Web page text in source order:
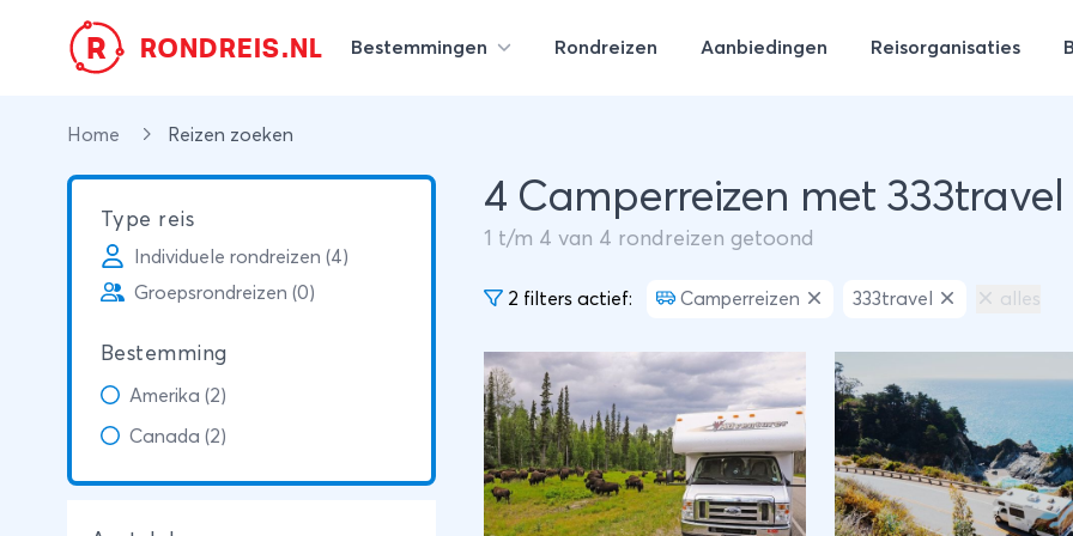
R RONDREIS.NL Bestemmingen Rondreizen Aanbiedingen Reisorganisaties
Home Reizen zoeken
Type reis
Individuele rondreizen (4)
Groepsrondreizen (0)
Bestemming
Amerika (2)
Canada (2)
4 Camperreizen met 333travel
1 t/m 4 van 4 rondreizen getoond
2 filters actief: Camperreizen 333travel alles